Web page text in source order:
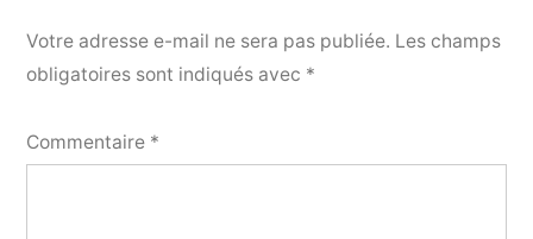
Votre adresse e-mail ne sera pas publiée. Les champs
obligatoires sont indiqués avec *
Commentaire *